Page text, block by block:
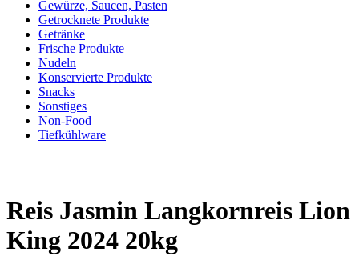
Gewürze, Saucen, Pasten
Getrocknete Produkte
Getränke
Frische Produkte
Nudeln
Konservierte Produkte
Snacks
Sonstiges
Non-Food
Tiefkühlware
Reis Jasmin Langkornreis Lion
King 2024 20kg